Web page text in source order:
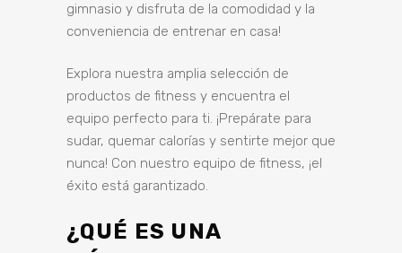
gimnasio y disfruta de la comodidad y la
conveniencia de entrenar en casa!
Explora nuestra amplia selección de
productos de fitness y encuentra el
equipo perfecto para ti. ¡Prepárate para
sudar, quemar calorías y sentirte mejor que
nunca! Con nuestro equipo de fitness, ¡el
éxito está garantizado.
¿QUÉ ES UNA